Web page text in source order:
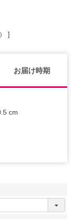
お届け時期
cm